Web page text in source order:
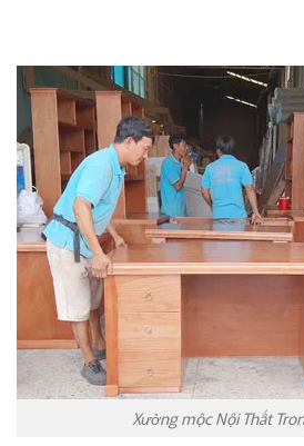
Xưởng mộc Nội Thất